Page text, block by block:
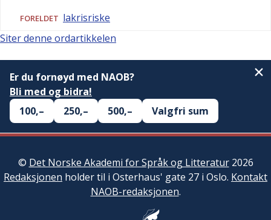
FORELDET lakrisriske
Siter denne ordartikkelen
Er du fornøyd med NAOB?
Bli med og bidra!
100,–
250,– 500,– Valgfri sum
© Det Norske Akademi for Språk og Litteratur2026
Redaksjonen holder til i Osterhaus' gate 27 i Oslo. Kontakt
NAOB-redaksjonen.